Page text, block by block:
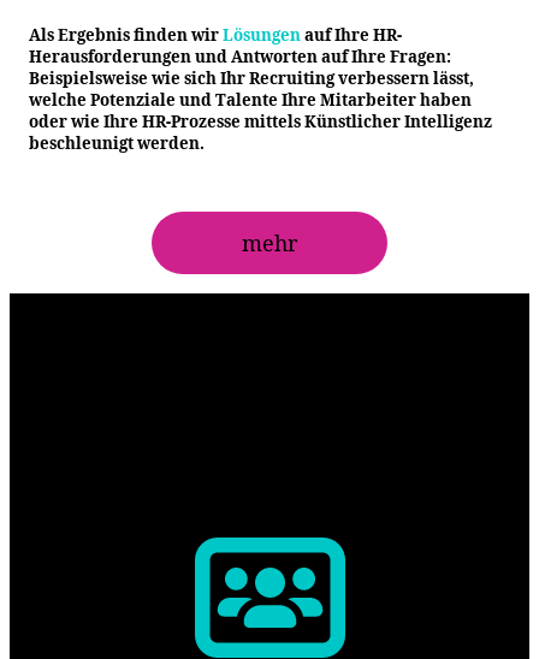
Als Ergebnis finden wirLösungenauf Ihre HR-
Herausforderungen und Antworten auf Ihre Fragen:
Beispielsweise wie sich Ihr Recruiting verbessern lässt,
welche Potenziale und Talente Ihre Mitarbeiter haben
oder wie Ihre HR-Prozesse mittels Künstlicher Intelligenz
beschleunigt werden.
mehr